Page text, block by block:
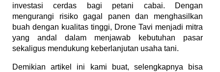
investasi cerdas bagi petani cabai. Dengan
mengurangi risiko gagal panen dan menghasilkan
buah dengan kualitas tinggi, Drone Tavi menjadi mitra
yang andal dalam menjawab kebutuhan pasar
sekaligus mendukung keberlanjutan usaha tani.
Demikian artikel ini kami buat, selengkapnya bisa